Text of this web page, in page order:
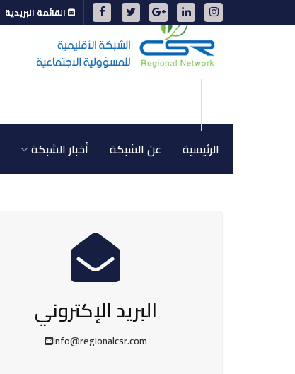
القائمة البريدية
الرئيسية عن الشبكة أخبار الشبكة
البريد الإكتروني
info@regionalcsr.com